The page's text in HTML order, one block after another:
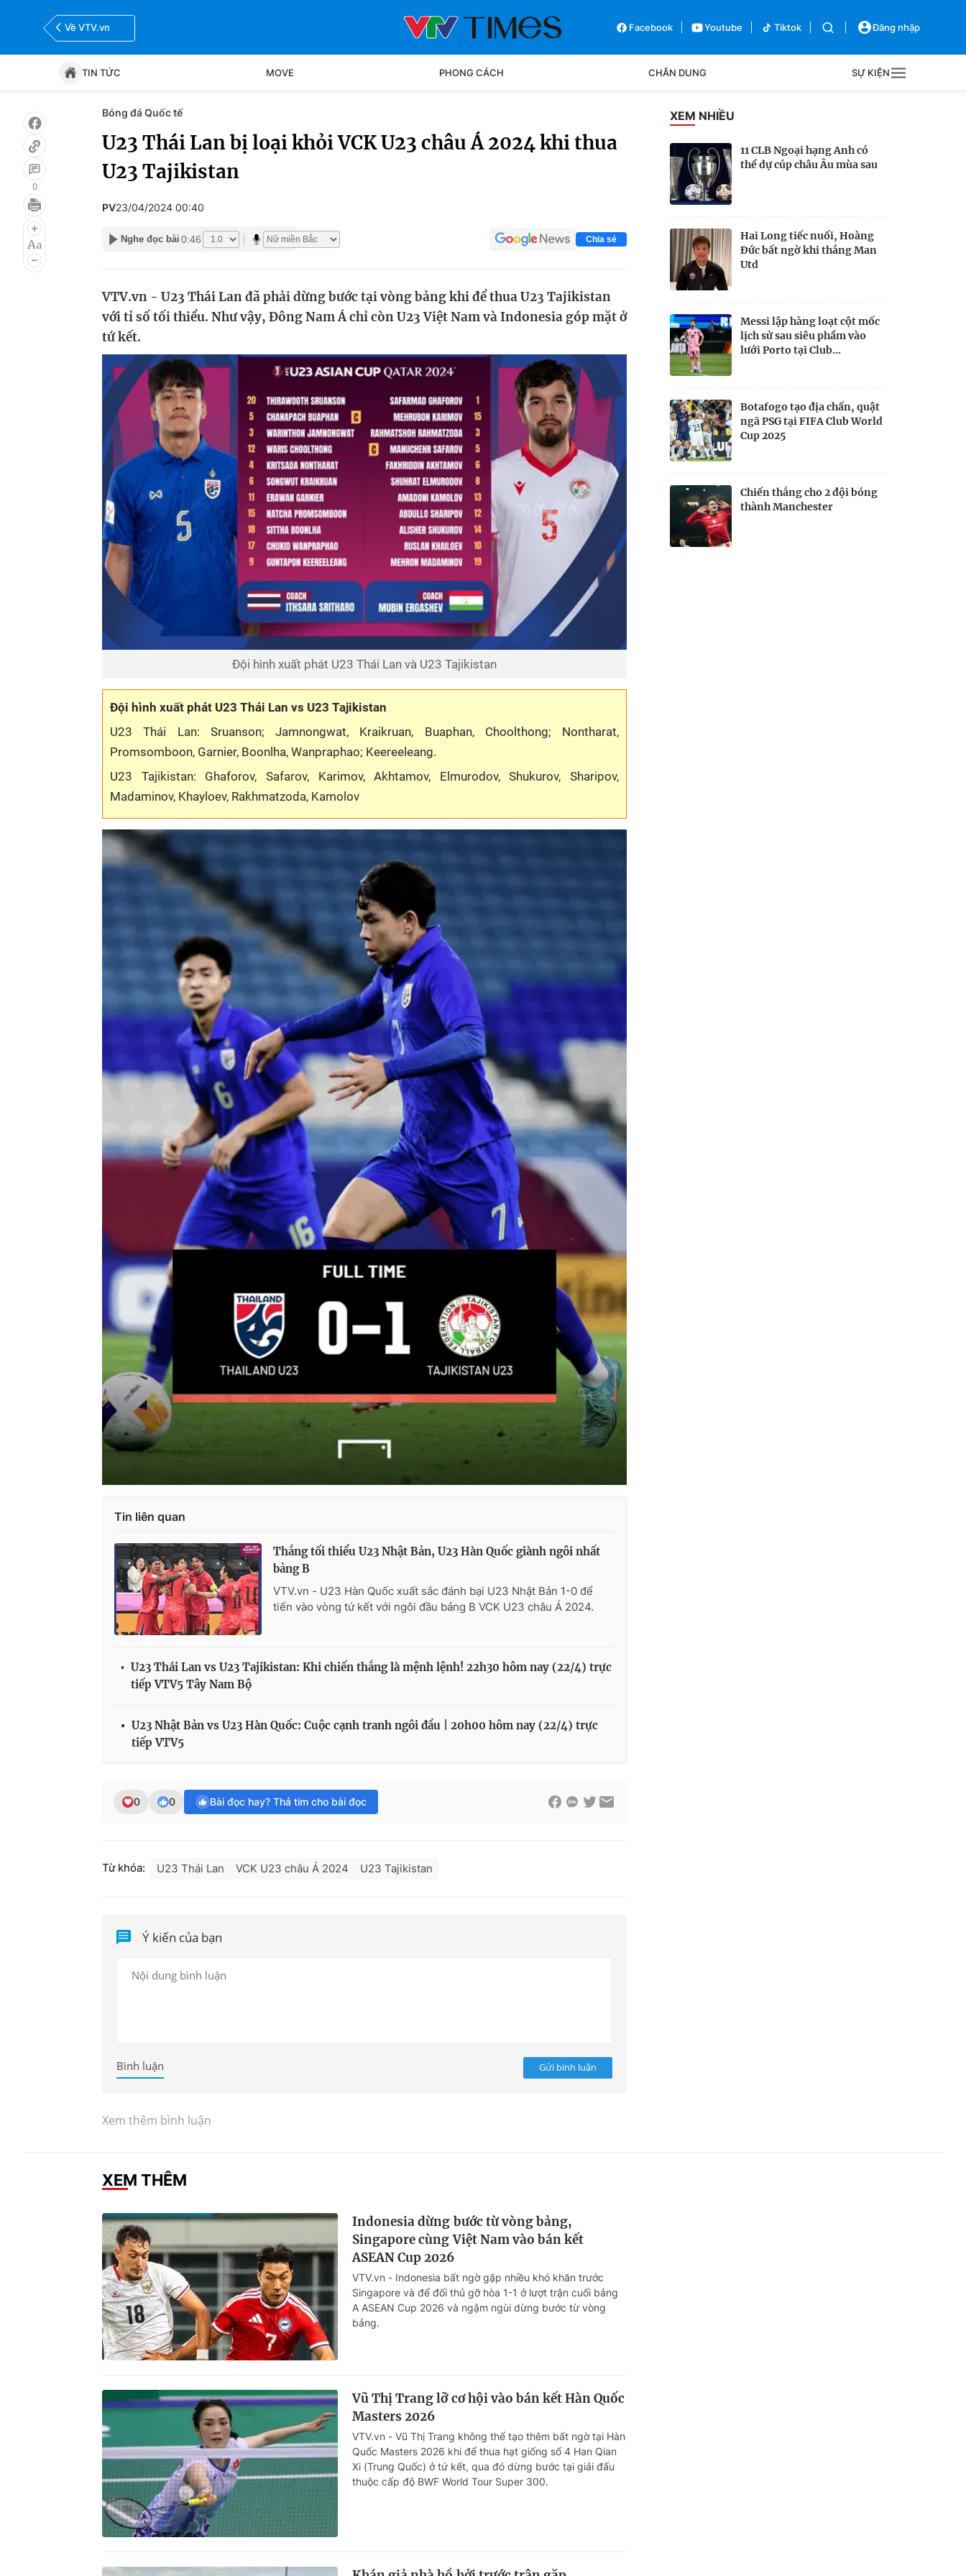
Về VTV.vn Facebook Youtube Tiktok Đăng nhập
TIN TỨC MOVE PHONG CÁCH CHÂN DUNG SỰ KIỆN
Tin tức
Bóng đá Thể thao Điện tử Bên lề
0
Bóng đá Quốc tế
U23 Thái Lan bị loại khỏi VCK U23 châu Á 2024 khi thua
U23 Tajikistan
PV23/04/2024 00:40
Nghe đọc bài 0:46 Chia sẻ
VTV.vn - U23 Thái Lan đã phải dừng bước tại vòng bảng khi để thua U23 Tajikistan
với tỉ số tối thiểu. Như vậy, Đông Nam Á chỉ còn U23 Việt Nam và Indonesia góp mặt ở
tứ kết.
Đội hình xuất phát U23 Thái Lan và U23 Tajikistan
Đội hình xuất phát U23 Thái Lan vs U23 Tajikistan
U23 Thái Lan: Sruanson; Jamnongwat, Kraikruan, Buaphan, Choolthong; Nontharat,
Promsomboon, Garnier, Boonlha, Wanpraphao; Keereeleang.
U23 Tajikistan: Ghaforov, Safarov, Karimov, Akhtamov, Elmurodov, Shukurov, Sharipov,
Madaminov, Khayloev, Rakhmatzoda, Kamolov
Tin liên quan
Thắng tối thiểu U23 Nhật Bản, U23 Hàn Quốc giành ngôi nhất
bảng B
VTV.vn - U23 Hàn Quốc xuất sắc đánh bại U23 Nhật Bản 1-0 để
tiến vào vòng tứ kết với ngôi đầu bảng B VCK U23 châu Á 2024.
U23 Thái Lan vs U23 Tajikistan: Khi chiến thắng là mệnh lệnh! 22h30 hôm nay (22/4) trực
tiếp VTV5 Tây Nam Bộ
U23 Nhật Bản vs U23 Hàn Quốc: Cuộc cạnh tranh ngôi đầu | 20h00 hôm nay (22/4) trực
tiếp VTV5
0 0 Bài đọc hay? Thả tim cho bài đọc
Từ khóa: U23 Thái Lan VCK U23 châu Á 2024 U23 Tajikistan
Ý kiến của bạn
Gửi bình luận
Bình luận
Xem thêm bình luận
XEM NHIỀU
11 CLB Ngoại hạng Anh có
thể dự cúp châu Âu mùa sau
Hai Long tiếc nuối, Hoàng
Đức bất ngờ khi thắng Man
Utd
Messi lập hàng loạt cột mốc
lịch sử sau siêu phẩm vào
lưới Porto tại Club...
Botafogo tạo địa chấn, quật
ngã PSG tại FIFA Club World
Cup 2025
Chiến thắng cho 2 đội bóng
thành Manchester
XEM THÊM
Indonesia dừng bước từ vòng bảng,
Singapore cùng Việt Nam vào bán kết
ASEAN Cup 2026
VTV.vn - Indonesia bất ngờ gặp nhiều khó khăn trước
Singapore và để đối thủ gỡ hòa 1-1 ở lượt trận cuối bảng
A ASEAN Cup 2026 và ngậm ngùi dừng bước từ vòng
bảng.
Vũ Thị Trang lỡ cơ hội vào bán kết Hàn Quốc
Masters 2026
VTV.vn - Vũ Thị Trang không thể tạo thêm bất ngờ tại Hàn
Quốc Masters 2026 khi để thua hạt giống số 4 Han Qian
Xi (Trung Quốc) ở tứ kết, qua đó dừng bước tại giải đấu
thuộc cấp độ BWF World Tour Super 300.